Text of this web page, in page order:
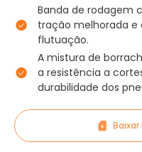
Banda de rodagem
tração melhorada e
flutuação.
A mistura de
a resistência a
durabilidade dos